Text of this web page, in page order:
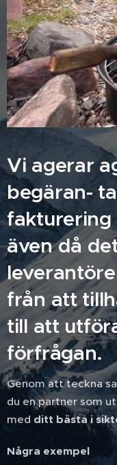
Vi agerar
begäran-
fakturering
även då
från att
till att
förfrågan.
Genom att teckna
du en partner som
med ditt bästa i
Några exempel